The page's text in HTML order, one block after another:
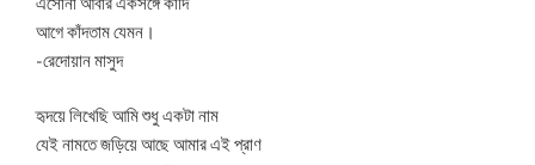
আগে কাঁদতাম যেমন।
-রেদোয়ান মাসুদ
হৃদয়ে লিখেছি আমি শুধু একটা নাম
যেই নামতে জড়িয়ে আছে আমার এই প্রাণ